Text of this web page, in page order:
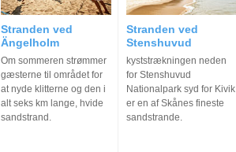
Stranden ved
Ängelholm
Om sommeren strømmer
gæsterne til området for
at nyde klitterne og den i
alt seks km lange, hvide
sandstrand.
Stranden ved
Stenshuvud
kyststrækningen neden
for Stenshuvud
Nationalpark syd for Kivik
er en af Skånes fineste
sandstrande.